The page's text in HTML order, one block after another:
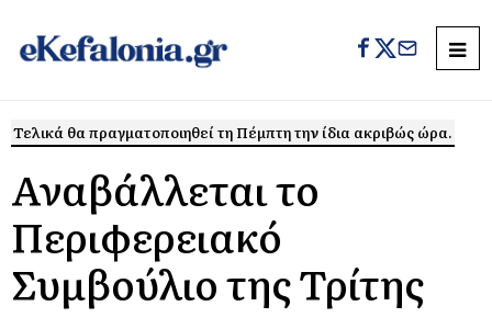
Τελικά θα πραγματοποιηθεί τη Πέμπτη την ίδια ακριβώς ώρα.
Αναβάλλεται το
Περιφερειακό
Συμβούλιο της Τρίτης